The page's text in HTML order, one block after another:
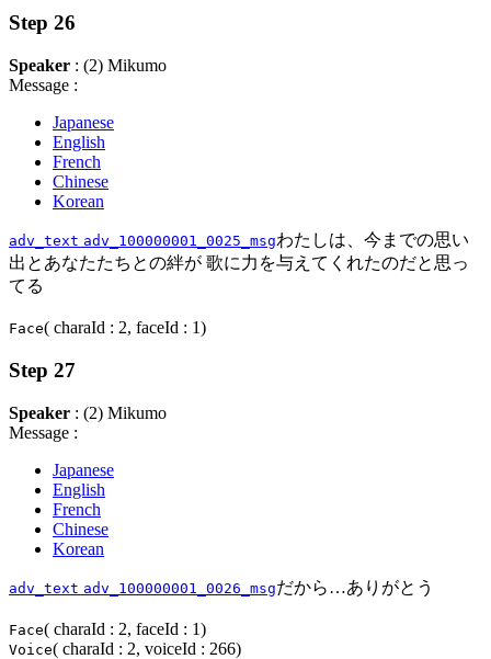
Step 26
Speaker : (2) Mikumo
Message :
Japanese
English
French
Chinese
Korean
adv_text adv_100000001_0025_msgわたしは、今までの思い
出とあなたたちとの絆が 歌に力を与えてくれたのだと思っ
てる
Face( charaId : 2, faceId : 1)
Step 27
Speaker : (2) Mikumo
Message :
Japanese
English
French
Chinese
Korean
adv_text adv_100000001_0026_msgだから…ありがとう
Face( charaId : 2, faceId : 1)
Voice( charaId : 2, voiceId : 266)